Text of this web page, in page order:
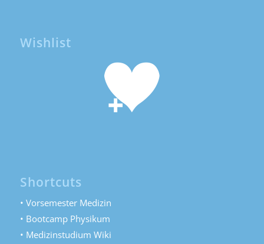
Wishlist
Shortcuts
• Vorsemester Medizin
• Bootcamp Physikum
• Medizinstudium Wiki